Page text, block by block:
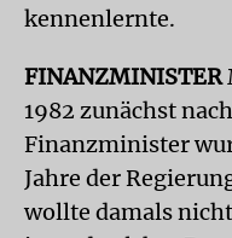
kennenlernte.
FINANZMINISTER
1982 zunächst
Finanzminister
Jahre der
wollte damals